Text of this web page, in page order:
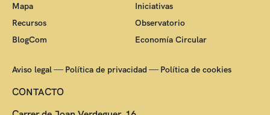
Mapa
Iniciativas
Recursos
Observatorio
BlogCom
Economía Circular
Aviso legal—Política de privacidad —Política de cookies
CONTACTO